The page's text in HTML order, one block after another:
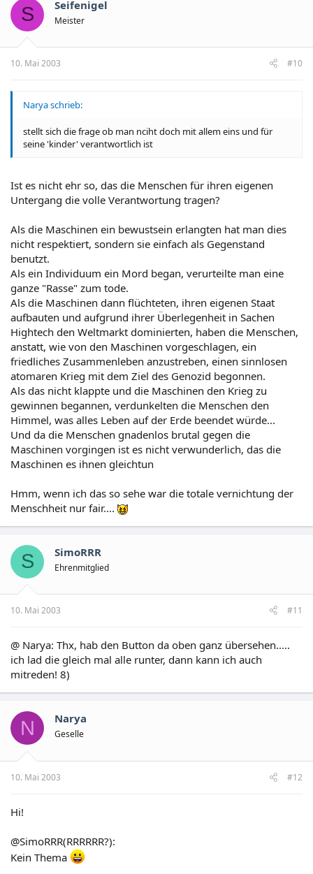
S Seifenigel
Meister
10. Mai 2003 #10
Narya schrieb:
stellt sich die frage ob man nciht doch mit allem eins und für
seine 'kinder' verantwortlich ist
Ist es nicht ehr so, das die Menschen für ihren eigenen
Untergang die volle Verantwortung tragen?
Als die Maschinen ein bewustsein erlangten hat man dies
nicht respektiert, sondern sie einfach als Gegenstand
benutzt.
Als ein Individuum ein Mord began, verurteilte man eine
ganze "Rasse" zum tode.
Als die Maschinen dann flüchteten, ihren eigenen Staat
aufbauten und aufgrund ihrer Überlegenheit in Sachen
Hightech den Weltmarkt dominierten, haben die Menschen,
anstatt, wie von den Maschinen vorgeschlagen, ein
friedliches Zusammenleben anzustreben, einen sinnlosen
atomaren Krieg mit dem Ziel des Genozid begonnen.
Als das nicht klappte und die Maschinen den Krieg zu
gewinnen begannen, verdunkelten die Menschen den
Himmel, was alles Leben auf der Erde beendet würde...
Und da die Menschen gnadenlos brutal gegen die
Maschinen vorgingen ist es nicht verwunderlich, das die
Maschinen es ihnen gleichtun
Hmm, wenn ich das so sehe war die totale vernichtung der
Menschheit nur fair....
S SimoRRR
Ehrenmitglied
10. Mai 2003 #11
@ Narya: Thx, hab den Button da oben ganz übersehen.....
ich lad die gleich mal alle runter, dann kann ich auch
mitreden! 8)
N Narya
Geselle
10. Mai 2003 #12
Hi!
@SimoRRR(RRRRRR?):
Kein Thema